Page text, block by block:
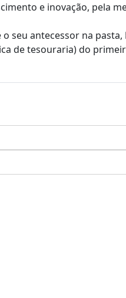
e inovação, pela
seu antecessor na
de tesouraria) do